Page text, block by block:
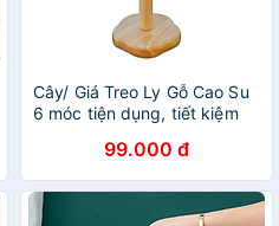
Cây/ Giá Treo Ly Gỗ Cao Su
6 móc tiện dụng, tiết kiệm
Thương Hiệu Trường Sơn
99.000 đ